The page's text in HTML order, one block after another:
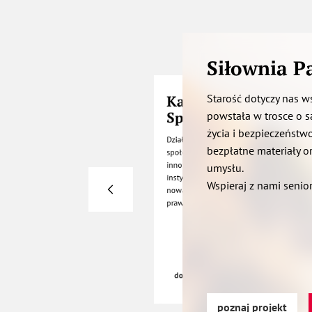
Katalizator Innowacji
Społecznych
Działamy na rzecz rozwoju ekosystemu
społecznych w Polsce. Wspieramy
innowatorów społecznych, a także osoby i
instytucje, które pomagają im rozwijać
nowatorskie pomysły odpowiadające na
prawdziwe społeczne potrzeby i wyzwania.
dowiedz się więcej
Siłownia
Starość dotyczy nas
powstała w trosce o
życia i
bezpłatne materiały
umysłu.
Wspieraj z nami
poznaj projekt